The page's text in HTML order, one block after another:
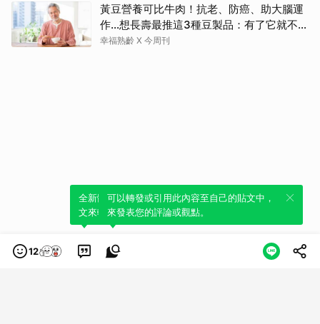
黃豆營養可比牛肉！抗老、防癌、助大腦運
作…想長壽最推這3種豆製品：有了它就不需
要醫生
幸福熟齡 X 今周刊
12
全新體驗！一鍵引用此內容，透過發布貼
文來輕鬆表達個人立場。
可以轉發或引用此內容至自己的貼文中，
來發表您的評論或觀點。